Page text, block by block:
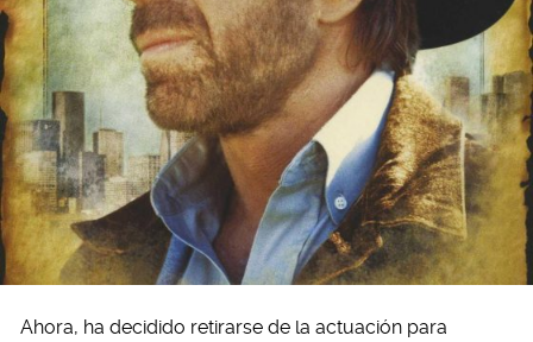
Ahora, ha decidido retirarse de la actuación para